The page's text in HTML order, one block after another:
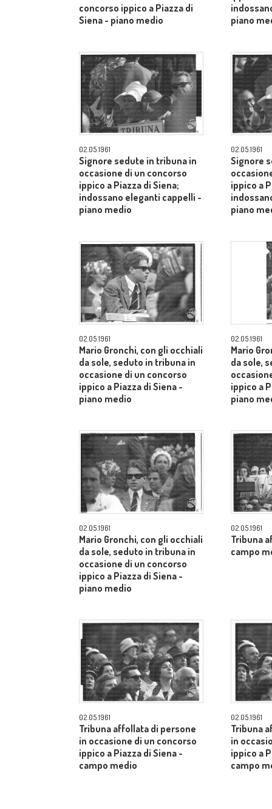
concorso ippico a Piazza di
Siena - piano medio
piano
02.05.1961
Signore sedute in tribuna in
occasione di un concorso
ippico a Piazza di Siena;
indossano eleganti cappelli -
piano medio
02.05.1961
Signore
ippico a
piano
02.05.1961
Mario Gronchi, con gli occhiali
da sole, seduto in tribuna in
occasione di un concorso
ippico a Piazza di Siena -
piano medio
02.05.1961
Mario
da sole,
ippico a
piano
02.05.1961
Mario Gronchi, con gli occhiali
da sole, seduto in tribuna in
occasione di un concorso
ippico a Piazza di Siena -
piano medio
02.05.1961
Tribuna
campo
02.05.1961
Tribuna affollata di persone
in occasione di un concorso
ippico a Piazza di Siena -
campo medio
02.05.1961
Tribuna
in
ippico a
campo